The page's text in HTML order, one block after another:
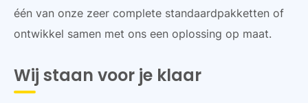
één van onze zeer complete standaardpakketten of
ontwikkel samen met ons een oplossing op maat.
Wij staan voor je klaar